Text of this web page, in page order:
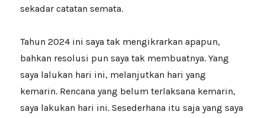
sekadar catatan semata.
Tahun 2024 ini saya tak mengikrarkan apapun,
bahkan resolusi pun saya tak membuatnya. Yang
saya lalukan hari ini, melanjutkan hari yang
kemarin. Rencana yang belum terlaksana kemarin,
saya lakukan hari ini. Sesederhana itu saja yang saya